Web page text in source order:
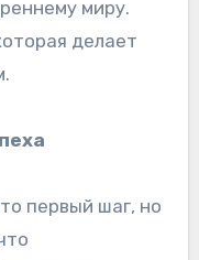
миру.
делает
первый шаг, но